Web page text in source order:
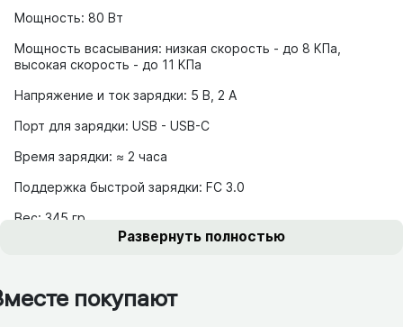
Мощность: 80 Вт
Мощность всасывания: низкая скорость - до 8 КПа,
высокая скорость - до 11 КПа
Напряжение и ток зарядки: 5 В, 2 А
Порт для зарядки: USB - USB-C
Время зарядки: ≈ 2 часа
Поддержка быстрой зарядки: FС 3.0
Вес: 345 гр.
Развернуть полностью
покупают